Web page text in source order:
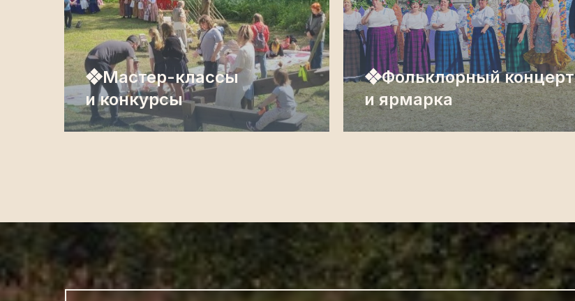
❖Мастер-классы
и конкурсы
❖Фольклорный концерт
и ярмарка